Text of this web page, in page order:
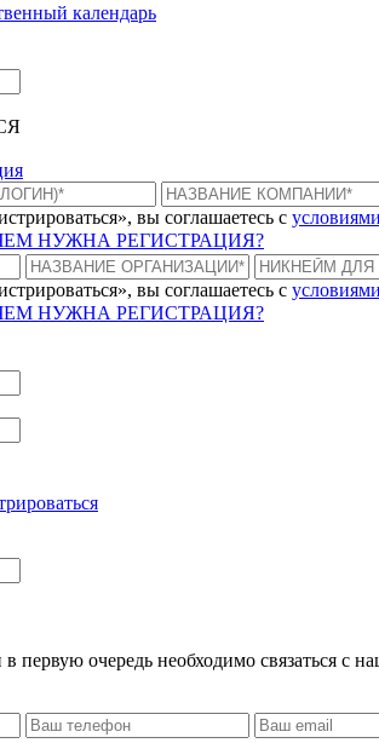
календарь
вы соглашаетесь с
НУЖНА РЕГИСТРАЦИЯ?
вы соглашаетесь с
НУЖНА РЕГИСТРАЦИЯ?
первую очередь необходимо связаться